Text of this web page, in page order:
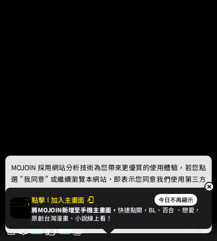
1 999+
點擊 加入主畫面 今日不再顯示
將MOJOIN新增至手機主畫面，快速點開，BL、 百合 、戀愛，
原創台灣漫畫、小說線上看！
MOJOIN 採用網站分析技術為您帶來更優質的使用體驗，若您點
選 "我同意" 或繼續瀏覽本網站，即表示您同意我們使用第三方
Cookie，欲瞭解更多資訊請見隱私權政策。
我同意